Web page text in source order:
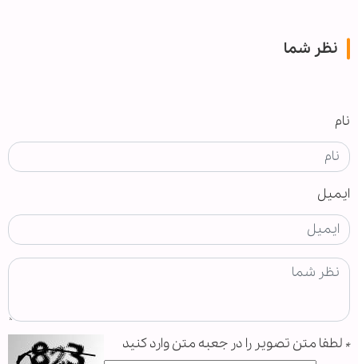
نظر شما
نام
ایمیل
* لطفا متن تصویر را در جعبه متن وارد کنید